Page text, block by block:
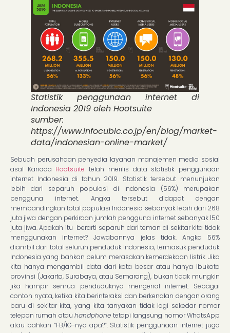
Statistik penggunaan internet di
Indonesia 2019 oleh Hootsuite
sumber:
https://www.infocubic.co.jp/en/blog/market-
data/indonesian-online-market/
Sebuah perusahaan penyedia layanan manajemen media sosial
asal Kanada Hootsuite telah merilis data statistik penggunaan
internet Indonesia di tahun 2019. Statistik tersebut menunjukan
lebih dari separuh populasi di Indonesia (56%) merupakan
pengguna internet. Angka tersebut didapat dengan
membandingkan total populasi Indonesia sebanyak lebih dari 268
juta jiwa dengan perkiraan jumlah pengguna internet sebanyak 150
juta jiwa. Apakah itu berarti separuh dari teman di sekitar kita tidak
menggunakan internet? Jawabannya jelas tidak. Angka 56%
diambil dari total seluruh penduduk Indonesia, termasuk penduduk
Indonesia yang bahkan belum merasakan kemerdekaan listrik. Jika
kita hanya mengambil data dari kota besar atau hanya ibukota
provinsi (Jakarta, Surabaya, atau Semarang), bukan tidak mungkin
jika hampir semua penduduknya mengenal internet. Sebagai
contoh nyata, ketika kita berinteraksi dan berkenalan dengan orang
baru di sekitar kita, yang kita tanyakan tidak lagi sekedar nomor
telepon rumah atauhandphone tetapi langsung nomor WhatsApp
atau bahkan “FB/IG-nya apa?”. Statistik penggunaan internet juga